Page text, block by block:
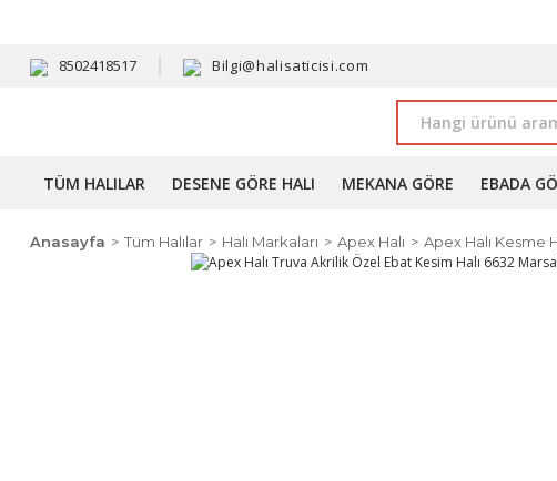
8502418517 Bilgi@halisaticisi.com
TÜM HALILAR DESENE GÖRE HALI MEKANA GÖRE EBADA
Anasayfa Tüm Halılar Halı Markaları Apex Halı Apex Halı Kesme